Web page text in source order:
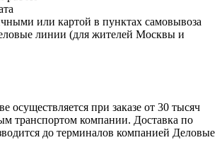
или картой в пунктах самовывоза
линии (для жителей Москвы и
осуществляется при заказе от 30 тысяч
транспортом компании. Доставка по
до терминалов компанией Деловые